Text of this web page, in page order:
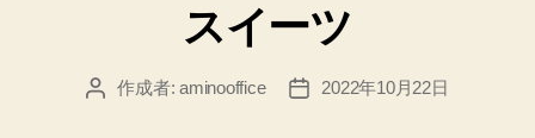
の
スイーツ
投
作成者:aminooffice
投
2022年10月22日